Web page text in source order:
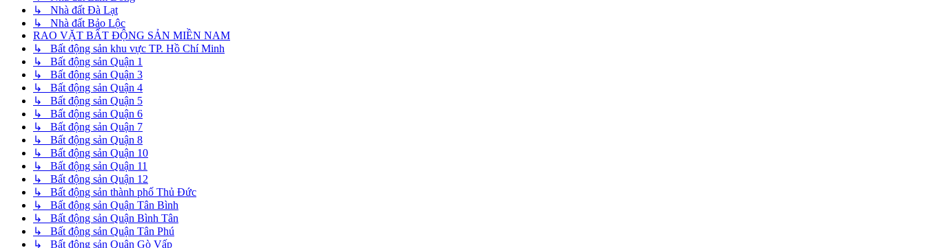
↳ Nhà đất Đà Lạt
↳ Nhà đất Bảo Lộc
RAO VẶT BẤT ĐỘNG SẢN MIỀN NAM
↳ Bất động sản khu vực TP. Hồ Chí Minh
↳ Bất động sản Quận 1
↳ Bất động sản Quận 3
↳ Bất động sản Quận 4
↳ Bất động sản Quận 5
↳ Bất động sản Quận 6
↳ Bất động sản Quận 7
↳ Bất động sản Quận 8
↳ Bất động sản Quận 10
↳ Bất động sản Quận 11
↳ Bất động sản Quận 12
↳ Bất động sản thành phố Thủ Đức
↳ Bất động sản Quận Tân Bình
↳ Bất động sản Quận Bình Tân
↳ Bất động sản Quận Tân Phú
↳ Bất động sản Quận Gò Vấp